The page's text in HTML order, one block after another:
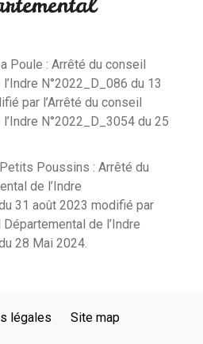
Poule : Arrêté du conseil
N°2022_D_086 du 13
par l’Arrêté du conseil
N°2022_D_3054 du 25
Poussins : Arrêté du
de l’Indre
31 août 2023 modifié par
Départemental de l’Indre
28 Mai 2024.
légales Site map